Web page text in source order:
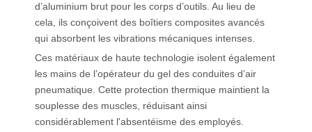
d’aluminium brut pour les corps d’outils. Au lieu de
cela, ils conçoivent des boîtiers composites avancés
qui absorbent les vibrations mécaniques intenses.
Ces matériaux de haute technologie isolent également
les mains de l’opérateur du gel des conduites d’air
pneumatique. Cette protection thermique maintient la
souplesse des muscles, réduisant ainsi
considérablement l'absentéisme des employés.